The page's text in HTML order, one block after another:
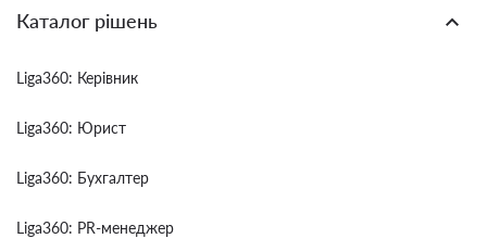
Каталог рішень
Liga360: Керівник
Liga360: Юрист
Liga360: Бухгалтер
Liga360: PR-менеджер